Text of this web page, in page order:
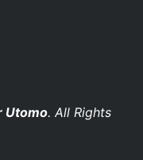
Utomo. All Rights